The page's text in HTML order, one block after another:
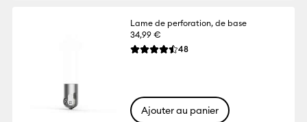
Lame de perforation, de base
34,99 €
La note moyenne de ce produit est 4.5
48Reviews
Ajouter au panier